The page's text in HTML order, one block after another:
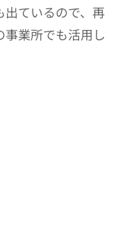
出ているので、再
業所でも活用し